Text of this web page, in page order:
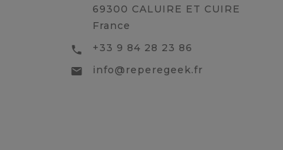
69300 CALUIRE ET CUIRE
France

+33 9 84 28 23 86

info@reperegeek.fr